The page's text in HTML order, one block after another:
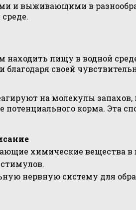
и выживающими в
пищу в водной
своей
на молекулы
корма. Эта
химические вещества в
нервную систему для